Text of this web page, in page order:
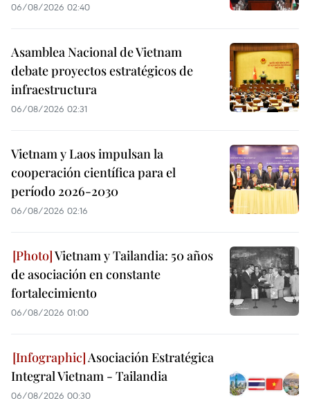
06/08/2026 02:40
Asamblea Nacional de Vietnam
debate proyectos estratégicos de
infraestructura
06/08/2026 02:31
Vietnam y Laos impulsan la
cooperación científica para el
período 2026-2030
06/08/2026 02:16
Vietnam y Tailandia: 50 años
de asociación en constante
fortalecimiento
06/08/2026 01:00
Asociación Estratégica
Integral Vietnam - Tailandia
06/08/2026 00:30